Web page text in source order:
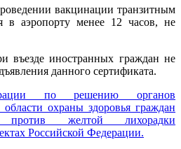
вакцинации транзитным
в аэропорту менее 12 часов, не
въезде иностранных граждан не
данного сертификата.
по решению органов
охраны здоровья граждан
желтой лихорадки
Российской Федерации.